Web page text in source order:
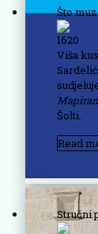
Što
1620
Viša
Šolti.
Read
Stručni